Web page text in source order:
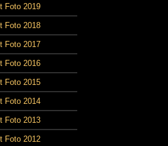
Foto 2019
Foto 2018
Foto 2017
Foto 2016
Foto 2015
Foto 2014
Foto 2013
Foto 2012